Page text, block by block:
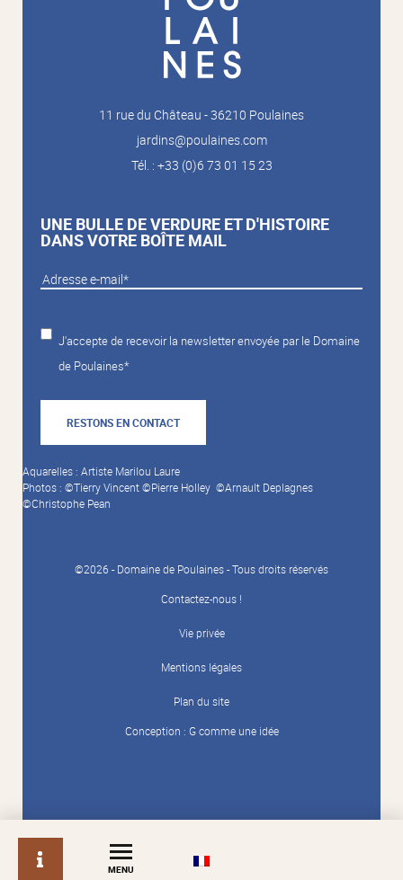
info
MENU
11 rue du Château - 36210 Poulaines
jardins@poulaines.com
Tél. : +33 (0)6 73 01 15 23
UNE BULLE DE VERDURE ET D'HISTOIRE
DANS VOTRE BOÎTE MAIL
J'accepte de recevoir la newsletter envoyée par le Domaine
de Poulaines*
RESTONS EN CONTACT
Aquarelles : Artiste Marilou Laure
Photos : ©Tierry Vincent ©Pierre Holley ©Arnault Deplagnes
©Christophe Pean
©2026 - Domaine de Poulaines - Tous droits réservés
Contactez-nous !
Vie privée
Mentions légales
Plan du site
Conception : G comme une idée